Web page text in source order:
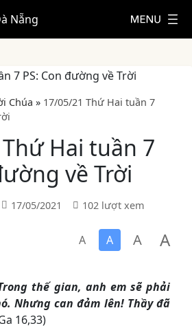
Nẵng
Chúa » 17/05/21 Thứ Hai tuần 7
Hai tuần 7
về Trời
17/05/2021 102 lượt xem
A A A A
thế gian, anh em sẽ phải
Nhưng can đảm lên! Thầy đã
16,33)